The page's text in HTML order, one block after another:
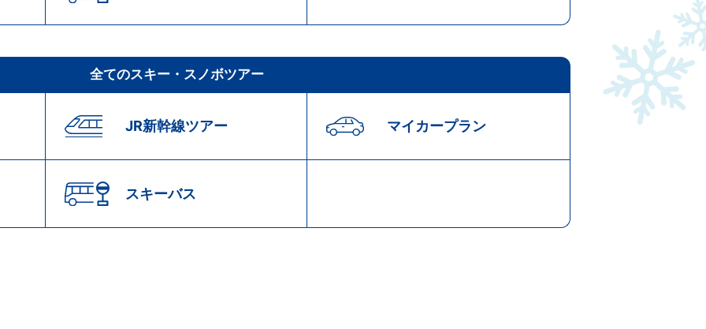
全てのスキー・スノボツアー
JR新幹線ツアー マイカープラン
スキーバス